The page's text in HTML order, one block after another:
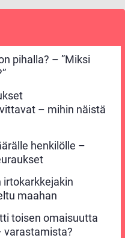
pihalla? – ”Miksi
– mihin näistä
henkilölle –
irtokarkkejakin
maahan
toisen omaisuutta
varastamista?